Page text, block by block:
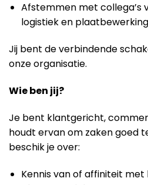
Afstemmen met collega’s
logistiek en
Jij bent de verbindende
onze organisatie.
Wie ben jij?
Je bent klantgericht,
houdt ervan om zaken goed
beschik je over:
Kennis van of affiniteit